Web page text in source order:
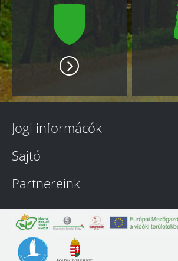
Jogi informácók
Sajtó
Partnereink